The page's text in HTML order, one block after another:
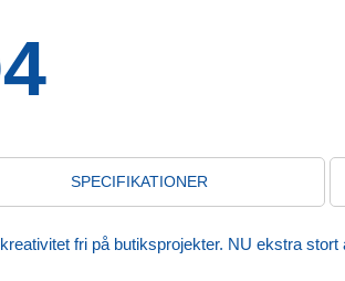
SPECIFIKATIONER
fri på butiksprojekter. NU ekstra stort